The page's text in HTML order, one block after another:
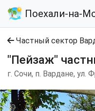
Поехали-на-
Частный сектор
"Пейзаж"
г. Сочи, п. Вардане, ул.